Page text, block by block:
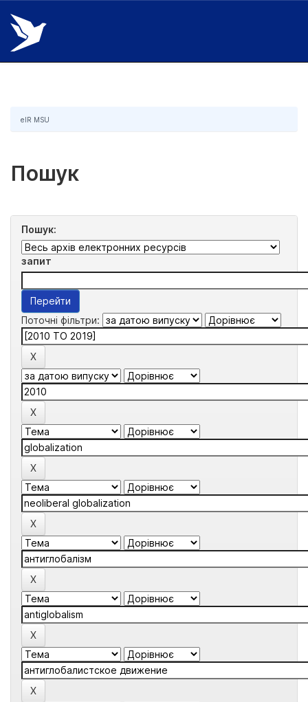
Skip
navigation
eIR MSU
Пошук
Пошук:
запит
Поточні фільтри: